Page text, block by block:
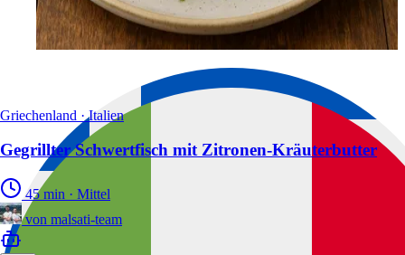
Griechenland · Italien
Gegrillter Schwertfisch mit Zitronen-Kräuterbutter
45 min · Mittel
von malsati-team